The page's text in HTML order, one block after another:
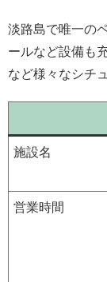
淡路島で唯一の
ールなど設備も
など様々なシチ
施設名
営業時間